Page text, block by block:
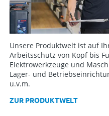
Unsere Produktwelt ist auf
Arbeitsschutz von Kopf bis
Elektrowerkzeuge und
Lager- und
u.v.m.
ZUR PRODUKTWELT